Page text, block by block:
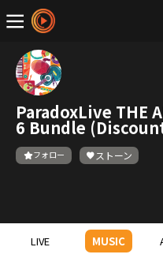
ParadoxLive THE
6 Bundle
フォロー ストーン
LIVE MUSIC